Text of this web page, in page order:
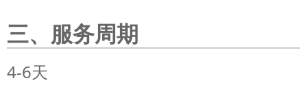
三、服务周期
4-6天